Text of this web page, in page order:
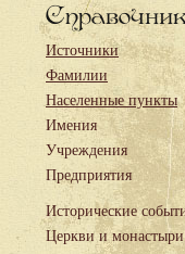
Источники
Фамилии
Населенные пункты
Имения
Учреждения
Предприятия
Исторические
Церкви и монастыри